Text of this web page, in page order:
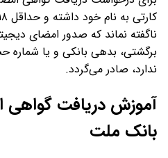
ناگفته نماند که صدور امضای
برگشتی، بدهی بانکی و یا شماره
ندارد، صادر می‌گردد.
آموزش دریافت گواهی
بانک ملت